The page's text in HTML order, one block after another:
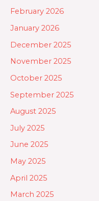
February 2026
January 2026
December 2025
November 2025
October 2025
September 2025
August 2025
July 2025
June 2025
May 2025
April 2025
March 2025